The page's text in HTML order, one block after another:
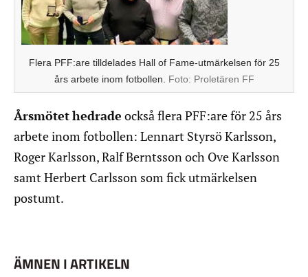
Flera PFF:are tilldelades Hall of Fame-utmärkelsen för 25
års arbete inom fotbollen. Foto: Proletären FF
Årsmötethedrade också flera PFF:are för 25 års
arbete inom fotbollen: Lennart Styrsö Karlsson,
Roger Karlsson, Ralf Berntsson och Ove Karlsson
samt Herbert Carlsson som fick utmärkelsen
postumt.
ÄMNEN I ARTIKELN